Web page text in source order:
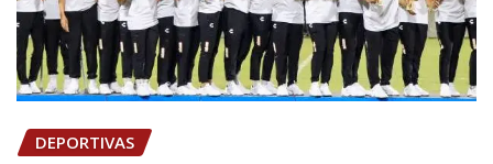
DEPORTIVAS